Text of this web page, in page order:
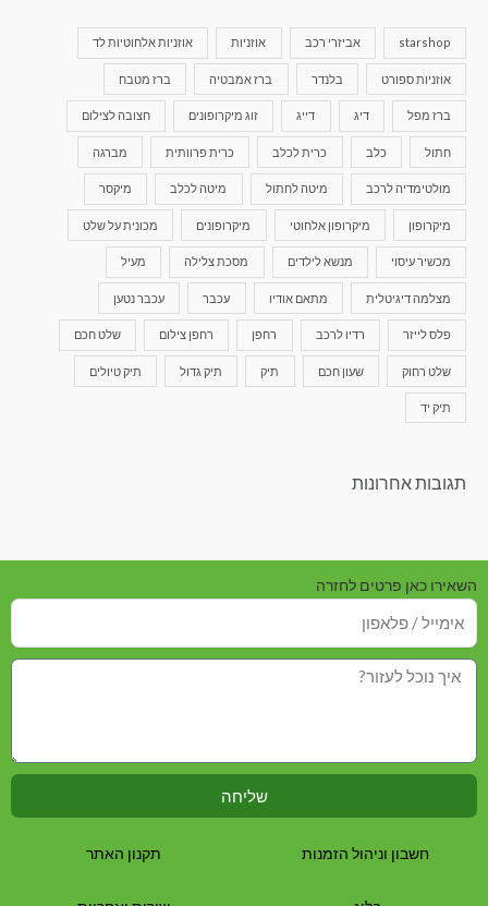
starshop אביזרי רכב אוזניות אוזניות אלחוטיות לד
אוזניות ספורט בלנדר ברז אמבטיה ברז מטבח
ברז מפל דיג דייג זוג מיקרופונים חצובה לצילום
חתול כלב כרית לכלב כרית פרוותית מברגה
מולטימדיה לרכב מיטה לחתול מיטה לכלב מיקסר
מיקרופון מיקרופון אלחוטי מיקרופונים מכונית על שלט
מכשיר עיסוי מנשא לילדים מסכת צלילה מעיל
מצלמה דיגיטלית מתאם אודיו עכבר עכבר נטען
פלס לייזר רדיו לרכב רחפן רחפן צילום שלט חכם
שלט רחוק שעון חכם תיק תיק גדול תיק טיולים
תיק יד
תגובות אחרונות
השאירו כאן פרטים לחזרה
שליחה
חשבון וניהול הזמנות תקנון האתר